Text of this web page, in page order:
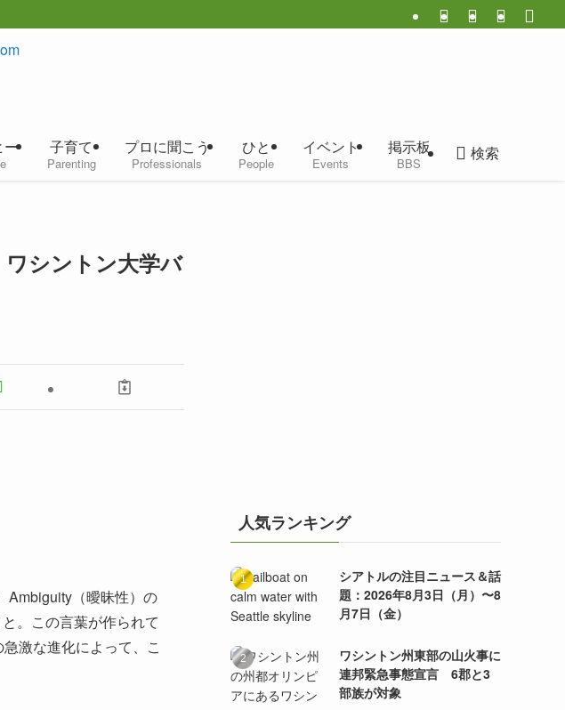
ー 子育て
Parenting
プロに聞こう
Professionals
ひと
People
イベント
Events
掲示板
BBS
検索
シントン大学バ
Ambiguity（曖昧性）の
。この言葉が作られて
激な進化によって、こ
人気ランキング
シアトルの注目ニュース＆話
題：2026年8月3日（月）〜8
月7日（金）
ワシントン州東部の山火事に
連邦緊急事態宣言 6郡と3
部族が対象